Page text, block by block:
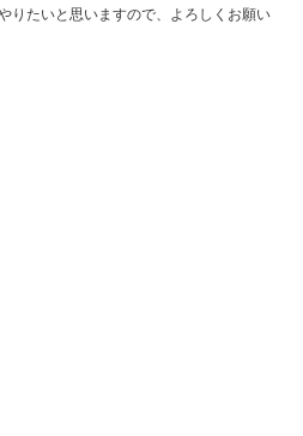
りたいと思いますので、よろしくお願い